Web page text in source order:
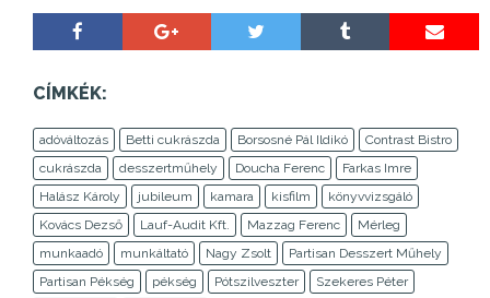
CÍMKÉK:
adóváltozás Betti cukrászda Borsosné Pál Ildikó
Contrast Bistro
cukrászda
desszertműhely Doucha Ferenc
Farkas Imre
Halász Károly
jubileum kamara kisfilm
könyvvizsgáló
Kovács Dezső
Lauf-Audit Kft. Mazzag Ferenc
Mérleg
munkaadó
munkáltató Nagy Zsolt
Partisan Desszert Műhely
Partisan Pékség
pékség Pótszilveszter
Szekeres Péter